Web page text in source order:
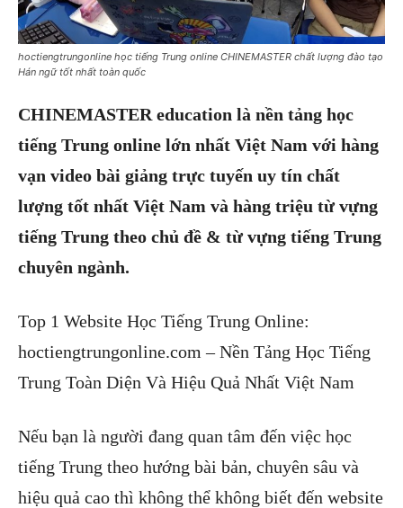
hoctiengtrungonline học tiếng Trung online CHINEMASTER chất lượng đào tạo
Hán ngữ tốt nhất toàn quốc
CHINEMASTER education là nền tảng học
tiếng Trung online lớn nhất Việt Nam với hàng
vạn video bài giảng trực tuyến uy tín chất
lượng tốt nhất Việt Nam và hàng triệu từ vựng
tiếng Trung theo chủ đề & từ vựng tiếng Trung
chuyên ngành.
Top 1 Website Học Tiếng Trung Online:
hoctiengtrungonline.com – Nền Tảng Học Tiếng
Trung Toàn Diện Và Hiệu Quả Nhất Việt Nam
Nếu bạn là người đang quan tâm đến việc học
tiếng Trung theo hướng bài bản, chuyên sâu và
hiệu quả cao thì không thể không biết đến website